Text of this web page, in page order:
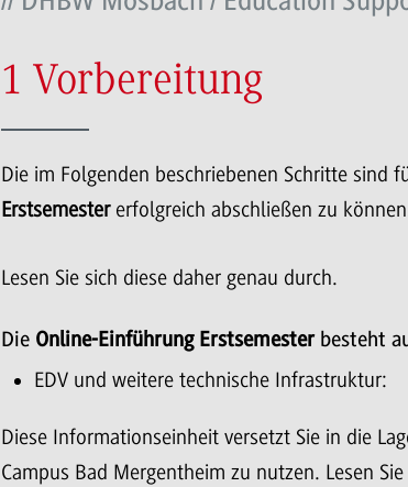
1 Vorbereitung
Die im Folgenden beschriebenen Schritte sind
Erstsemestererfolgreich abschließen zu
Lesen Sie sich diese daher genau durch.
Die Online-Einführung Erstsemesterbesteht
EDV und weitere technische Infrastruktur:
Diese Informationseinheit versetzt Sie in die
Campus Bad Mergentheim zu nutzen. Lesen